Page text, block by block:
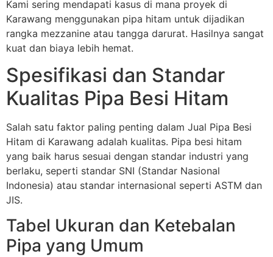
Kami sering mendapati kasus di mana proyek di
Karawang menggunakan pipa hitam untuk dijadikan
rangka mezzanine atau tangga darurat. Hasilnya sangat
kuat dan biaya lebih hemat.
Spesifikasi dan Standar
Kualitas Pipa Besi Hitam
Salah satu faktor paling penting dalam Jual Pipa Besi
Hitam di Karawang adalah kualitas. Pipa besi hitam
yang baik harus sesuai dengan standar industri yang
berlaku, seperti standar SNI (Standar Nasional
Indonesia) atau standar internasional seperti ASTM dan
JIS.
Tabel Ukuran dan Ketebalan
Pipa yang Umum